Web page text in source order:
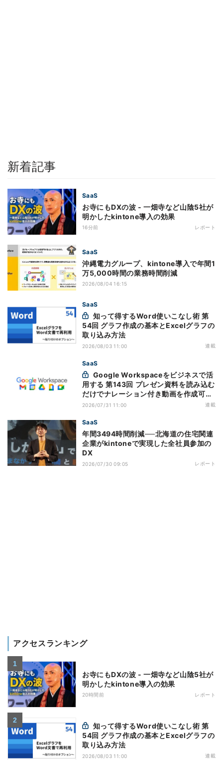
新着記事
SaaS
お寺にもDXの波 - 一畑寺など山陰5社が
明かしたkintone導入の効果
16分前 レポート
SaaS
沖縄電力グループ、kintone導入で年間1
万5,000時間の業務時間削減
2026/08/04 16:15
SaaS
54回 グラフ作成の基本とExcelグラフの
取り込み方法
2026/08/03 11:00 連載
SaaS
用する 第143回 プレゼン資料を読み込む
だけでナレーション付き動画を作成可能
になった「Google Vids」
2026/07/31 11:00 連載
SaaS
年間3494時間削減──北海道の住宅関連
企業がkintoneで実現した全社員参加の
DX
2026/07/30 09:05 レポート
アクセスランキング
お寺にもDXの波 - 一畑寺など山陰5社が
明かしたkintone導入の効果
20時間前 レポート
54回 グラフ作成の基本とExcelグラフの
取り込み方法
2026/08/03 11:00 連載